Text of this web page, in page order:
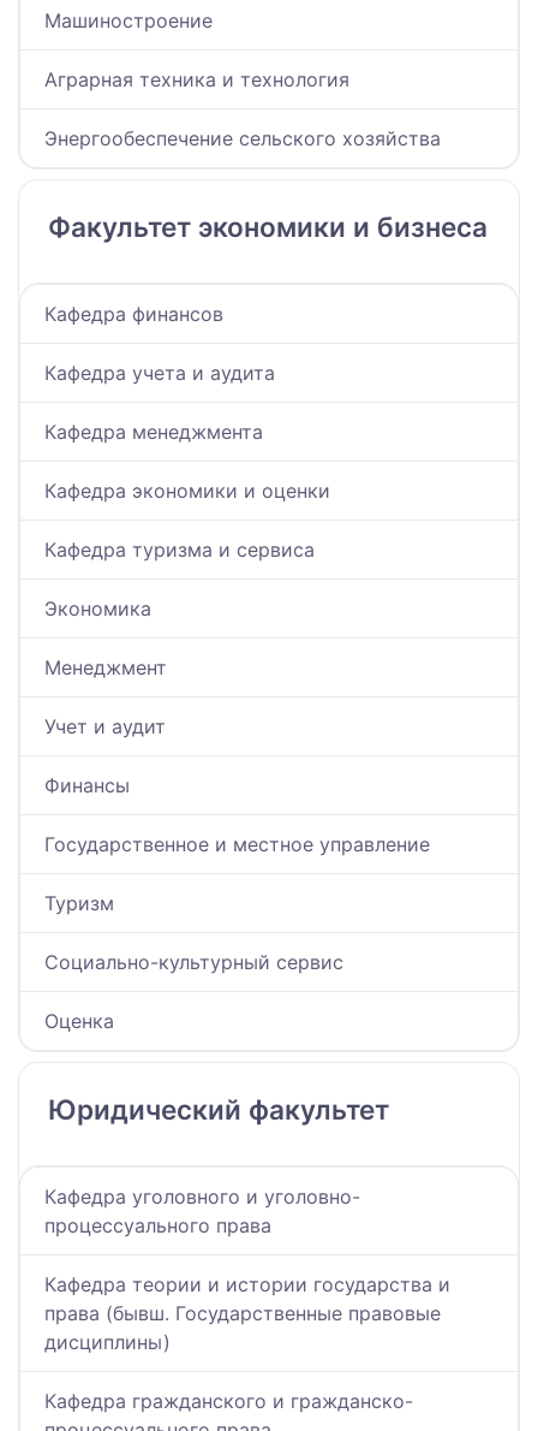
Машиностроение
Аграрная техника и технология
Энергообеспечение сельского хозяйства
Факультет экономики и бизнеса
Кафедра финансов
Кафедра учета и аудита
Кафедра менеджмента
Кафедра экономики и оценки
Кафедра туризма и сервиса
Экономика
Менеджмент
Учет и аудит
Финансы
Государственное и местное управление
Туризм
Социально-культурный сервис
Оценка
Юридический факультет
Кафедра уголовного и уголовно-
процессуального права
Кафедра теории и истории государства и
права (бывш. Государственные правовые
дисциплины)
Кафедра гражданского и гражданско-